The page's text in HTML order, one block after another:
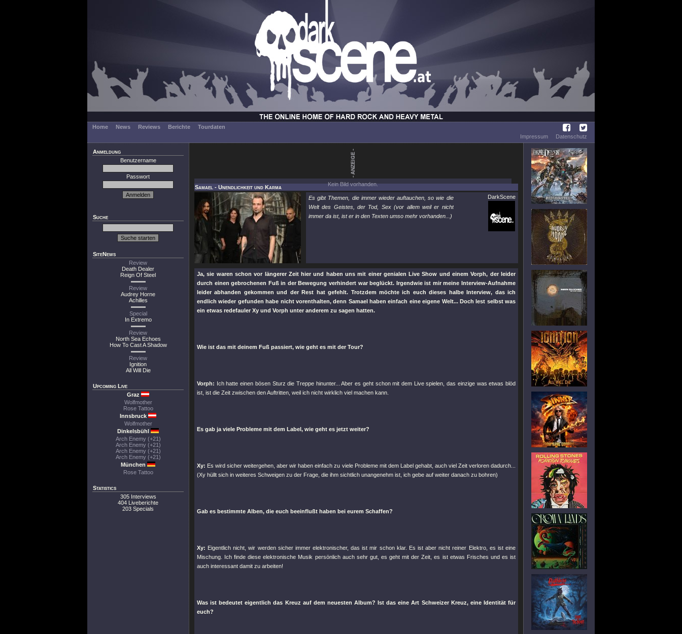
Home News Reviews Berichte
Tourdaten
Impressum
Datenschutz
Anmeldung
Benutzername
Passwort
Suche
SiteNews
Review
Death Dealer
Reign Of Steel
Review
Audrey Horne
Achilles
Special
In Extremo
Review
North Sea Echoes
How To Cast A Shadow
Review
Ignition
All Will Die
Upcoming Live
Graz
Wolfmother
Rose Tattoo
Innsbruck
Wolfmother
Dinkelsbühl
Arch Enemy (+21)
Arch Enemy (+21)
Arch Enemy (+21)
Arch Enemy (+21)
München
Rose Tattoo
Statistics
305 Interviews
404 Liveberichte
203 Specials
Kein Bild vorhanden.
Samael - Unendlichkeit und Karma
Es gibt Themen, die immer wieder auftauchen, so wie die
Welt des Geistes, der Tod, Sex (vor allem weil er nicht
immer da ist, ist er in den Texten umso mehr vorhanden...)
DarkScene
Ja, sie waren schon vor längerer Zeit hier und haben uns mit einer genialen Live Show und einem Vorph, der leider
durch einen gebrochenen Fuß in der Bewegung verhindert war beglückt. Irgendwie ist mir meine Interview-Aufnahme
leider abhanden gekommen und der Rest hat gefehlt. Trotzdem möchte ich euch dieses halbe Interview, das ich
endlich wieder gefunden habe nicht vorenthalten, denn Samael haben einfach eine eigene Welt... Doch lest selbst was
ein etwas redefauler Xy und Vorph unter anderem zu sagen hatten.
Wie ist das mit deinem Fuß passiert, wie geht es mit der Tour?
Vorph: Ich hatte einen bösen Sturz die Treppe hinunter... Aber es geht schon mit dem Live spielen, das einzige was etwas blöd
ist, ist die Zeit zwischen den Auftritten, weil ich nicht wirklich viel machen kann.
Es gab ja viele Probleme mit dem Label, wie geht es jetzt weiter?
Xy: Es wird sicher weitergehen, aber wir haben einfach zu viele Probleme mit dem Label gehabt, auch viel Zeit verloren dadurch...
(Xy hüllt sich in weiteres Schweigen zu der Frage, die ihm sichtlich unangenehm ist, ich gebe auf weiter danach zu bohren)
Gab es bestimmte Alben, die euch beeinflußt haben bei eurem Schaffen?
Xy: Eigentlich nicht, wir werden sicher immer elektronischer, das ist mir schon klar. Es ist aber nicht reiner Elektro, es ist eine
Mischung. Ich finde diese elektronische Musik persönlich auch sehr gut, es geht mit der Zeit, es ist etwas Frisches und es ist
auch interessant damit zu arbeiten!
Was ist bedeutet eigentlich das Kreuz auf dem neuesten Album? Ist das eine Art Schweizer Kreuz, eine Identität für
euch?